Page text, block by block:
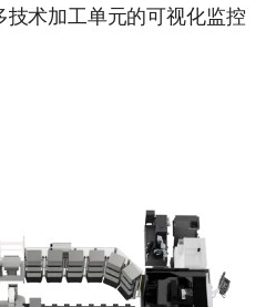
技术加工单元的可视化监控